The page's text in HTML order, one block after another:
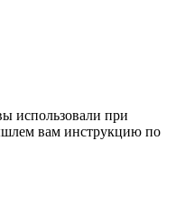
использовали при
вам инструкцию по